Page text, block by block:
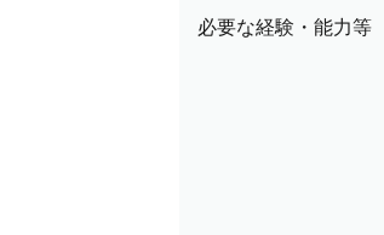
必要な経験・能力等